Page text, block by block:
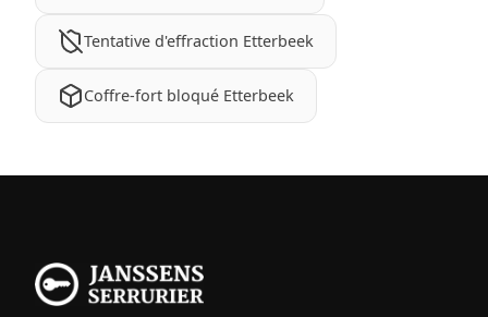
Tentative d'effraction Etterbeek
Coffre-fort bloqué Etterbeek